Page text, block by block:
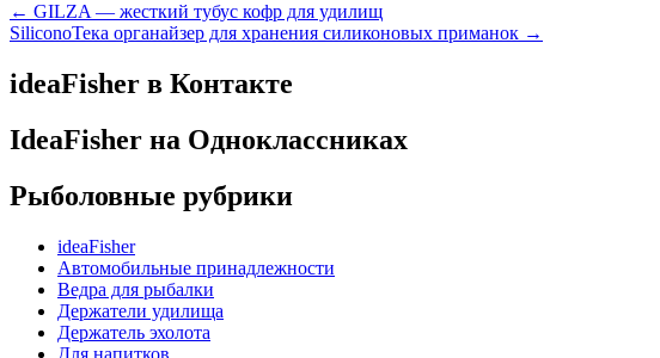
← GILZA — жесткий тубус кофр для удилищ
SiliconoТека органайзер для хранения силиконовых приманок →
ideaFisher в Контакте
IdeaFisher на Одноклассниках
Рыболовные рубрики
ideaFisher
Автомобильные принадлежности
Ведра для рыбалки
Держатели удилища
Держатель эхолота
Для напитков